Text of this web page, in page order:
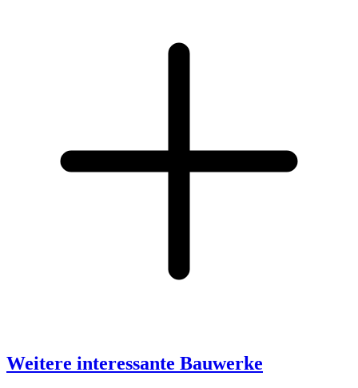
Weitere interessante Bauwerke